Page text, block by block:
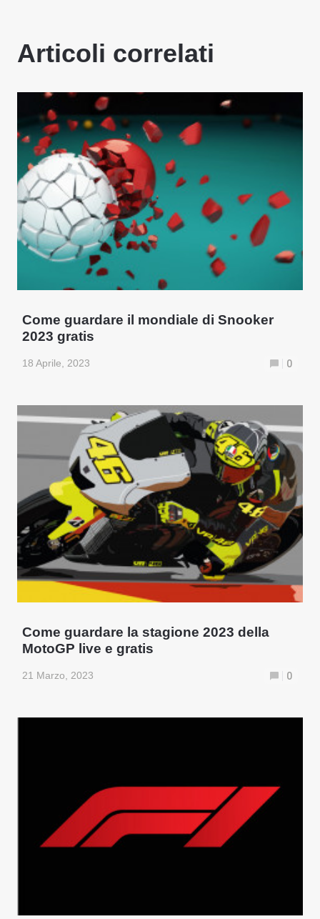
Articoli correlati
Come guardare il mondiale di Snooker
2023 gratis
18 Aprile, 2023 0
Come guardare la stagione 2023 della
MotoGP live e gratis
21 Marzo, 2023 0